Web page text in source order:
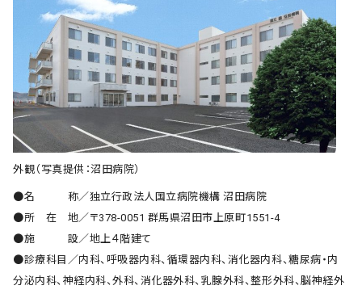
外観（写真提供：沼田病院）
●名 称／独立行政法人国立病院機構 沼田病院
●所 在 地／〒378-0051 群馬県沼田市上原町1551-4
●施 設／地上４階建て
●診療科目／内科、呼吸器内科、循環器内科、消化器内科、糖尿病・内
分泌内科、神経内科、外科、消化器外科、乳腺外科、整形外科、脳神経外